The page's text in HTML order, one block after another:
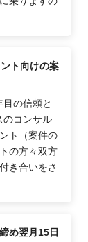
ト向けの案
の信頼と
のコンサル
ト（案件の
の方々双方
き合いをさ
め翌月15日